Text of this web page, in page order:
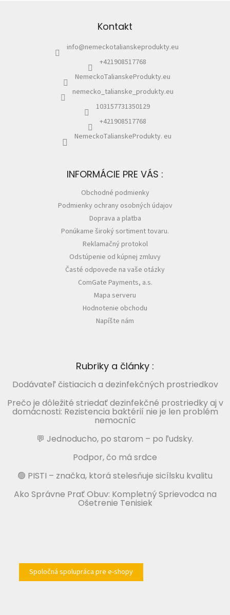
Kontakt
info@nemeckotalianskeprodukty.eu
+421908517768
NemeckoTalianskeProdukty.eu
nemecko_talianske_produkty.eu
103157731350129
+421908517768
NemeckoTalianskeProdukty. eu
INFORMÁCIE PRE VÁS :
Obchodné podmienky
Podmienky ochrany osobných údajov
Doprava a platba
Ponúkame široký sortiment tovaru.
Reklamačný protokol
Odstúpenie od kúpnej zmluvy
Časté odpovede na vaše otázky
ComGate Payments, a.s.
Mapa serveru
Hodnotenie obchodu
Napíšte nám
Rubriky a články :
Dodávateľ čistiacich a dezinfekčných prostriedkov
Prečo je dôležité striedať dezinfekčné prostriedky aj v
domácnosti: Rezistencia baktérií nie je len problém
nemocníc
💬 Jednoducho, po starom – po ľudsky.
Podpor, čo má srdce
🟢 PISTI – značka, ktorá stelesňuje sicílsku kvalitu
Ako Správne Prať Obuv: Kompletný Sprievodca na
Ošetrenie Tenisiek
Spoločná spolupráca pre e-shopy